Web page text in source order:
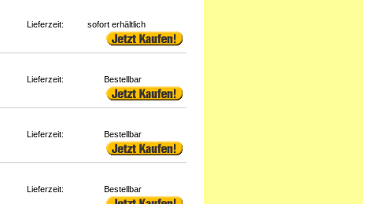
Lieferzeit: sofort erhältlich
Lieferzeit: Bestellbar
Lieferzeit: Bestellbar
Lieferzeit: Bestellbar